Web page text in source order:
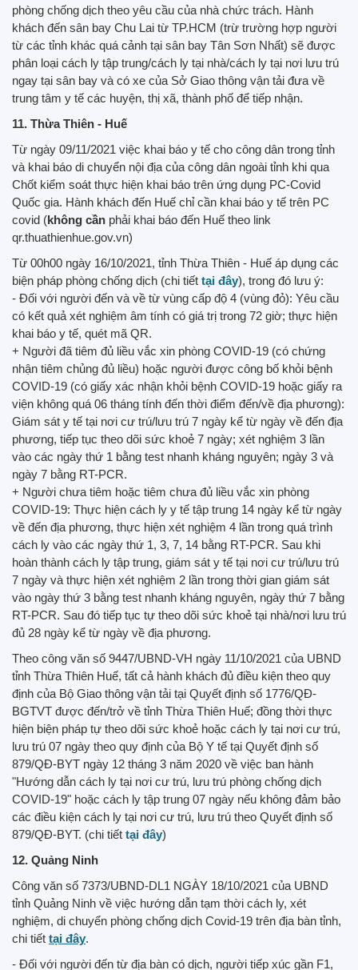
phòng chống dịch theo yêu cầu của nhà chức trách. Hành
khách đến sân bay Chu Lai từ TP.HCM (trừ trường hợp người
từ các tỉnh khác quá cảnh tại sân bay Tân Sơn Nhất) sẽ được
phân loại cách ly tập trung/cách ly tại nhà/cách ly tại nơi lưu trú
ngay tại sân bay và có xe của Sở Giao thông vận tải đưa về
trung tâm y tế các huyện, thị xã, thành phố để tiếp nhận.
11. Thừa Thiên - Huế
Từ ngày 09/11/2021 việc khai báo y tế cho công dân trong tỉnh
và khai báo di chuyển nội địa của công dân ngoài tỉnh khi qua
Chốt kiểm soát thực hiện khai báo trên ứng dụng PC-Covid
Quốc gia. Hành khách đến Huế chỉ cần khai báo y tế trên PC
covid (không cần phải khai báo đến Huế theo link
qr.thuathienhue.gov.vn)
Từ 00h00 ngày 16/10/2021, tỉnh Thừa Thiên - Huế áp dụng các
biện pháp phòng chống dịch (chi tiết tại đây), trong đó lưu ý:
- Đối với người đến và về từ vùng cấp độ 4 (vùng đỏ): Yêu cầu
có kết quả xét nghiệm âm tính có giá trị trong 72 giờ; thực hiện
khai báo y tế, quét mã QR.
+ Người đã tiêm đủ liều vắc xin phòng COVID-19 (có chứng
nhận tiêm chủng đủ liều) hoặc người được công bố khỏi bệnh
COVID-19 (có giấy xác nhận khỏi bệnh COVID-19 hoặc giấy ra
viện không quá 06 tháng tính đến thời điểm đến/về địa phương):
Giám sát y tế tại nơi cư trú/lưu trú 7 ngày kể từ ngày về đến địa
phương, tiếp tục theo dõi sức khoẻ 7 ngày; xét nghiệm 3 lần
vào các ngày thứ 1 bằng test nhanh kháng nguyên; ngày 3 và
ngày 7 bằng RT-PCR.
+ Người chưa tiêm hoặc tiêm chưa đủ liều vắc xin phòng
COVID-19: Thực hiện cách ly y tế tập trung 14 ngày kể từ ngày
về đến địa phương, thực hiện xét nghiệm 4 lần trong quá trình
cách ly vào các ngày thứ 1, 3, 7, 14 bằng RT-PCR. Sau khi
hoàn thành cách ly tập trung, giám sát y tế tại nơi cư trú/lưu trú
7 ngày và thực hiện xét nghiệm 2 lần trong thời gian giám sát
vào ngày thứ 3 bằng test nhanh kháng nguyên, ngày thứ 7 bằng
RT-PCR. Sau đó tiếp tục tự theo dõi sức khoẻ tại nhà/nơi lưu trú
đủ 28 ngày kể từ ngày về địa phương.
Theo công văn số 9447/UBND-VH ngày 11/10/2021 của UBND
tỉnh Thừa Thiên Huế, tất cả hành khách đủ điều kiện theo quy
định của Bộ Giao thông vận tải tại Quyết định số 1776/QĐ-
BGTVT được đến/trở về tỉnh Thừa Thiên Huế; đồng thời thực
hiện biện pháp tự theo dõi sức khoẻ hoặc cách ly tại nơi cư trú,
lưu trú 07 ngày theo quy định của Bộ Y tế tại Quyết định số
879/QĐ-BYT ngày 12 tháng 3 năm 2020 về việc ban hành
"Hướng dẫn cách ly tại nơi cư trú, lưu trú phòng chống dịch
COVID-19" hoặc cách ly tập trung 07 ngày nếu không đảm bảo
các điều kiện cách ly tại nơi cư trú, lưu trú theo Quyết định số
879/QĐ-BYT. (chi tiết tại đây)
12. Quảng Ninh
Công văn số 7373/UBND-DL1 NGÀY 18/10/2021 của UBND
tỉnh Quảng Ninh về việc hướng dẫn tạm thời cách ly, xét
nghiệm, di chuyển phòng chống dịch Covid-19 trên địa bàn tỉnh,
chi tiết tại đây.
- Đối với người đến từ địa bàn có dịch, người tiếp xúc gần F1,